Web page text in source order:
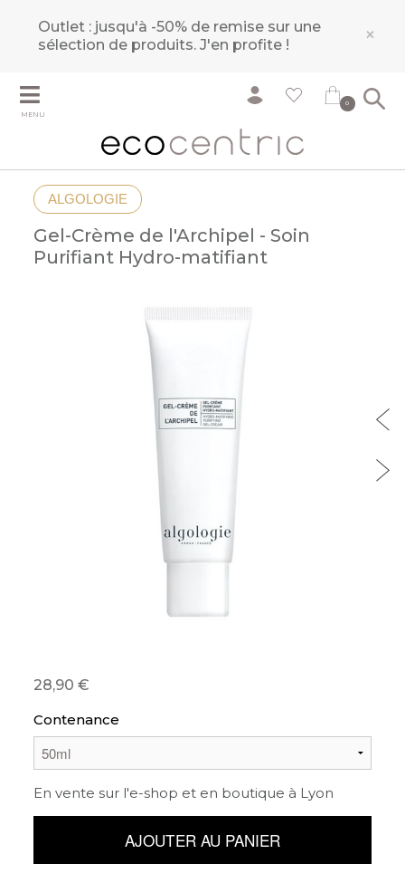
Outlet : jusqu'à -50% de remise sur une
sélection de produits.J'en profite ! ×
MENU
0
ALGOLOGIE
Gel-Crème de l'Archipel - Soin
Purifiant Hydro-matifiant
28,90
Contenance
En vente sur l'e-shop et en boutique à Lyon
AJOUTER AU PANIER